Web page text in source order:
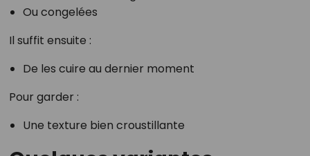
Ou congelées
Il suffit ensuite :
De les cuire au dernier moment
Pour garder :
Une texture bien croustillante